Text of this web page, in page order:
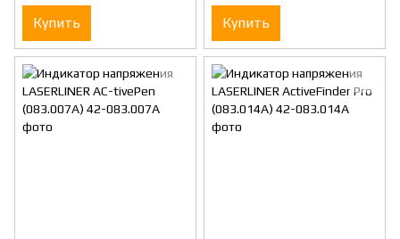
Купить Купить